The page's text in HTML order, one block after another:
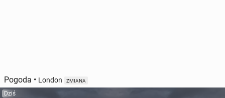
Pogoda • London ZMIANA
Dziś